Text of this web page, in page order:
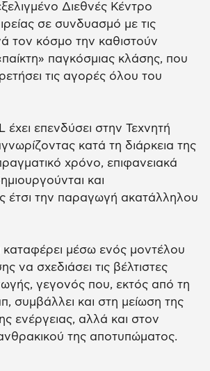
Διεθνές Κέντρο
σε συνδυασμό με τις
τον κόσμο την καθιστούν
παγκόσμιας κλάσης, που
τις αγορές όλου του
έχει επενδύσει στην Τεχνητή
κατά τη διάρκεια της
χρόνο, επιφανειακά
και
έτσι την παραγωγή ακατάλληλου
καταφέρει μέσω ενός μοντέλου
να σχεδιάσει τις βέλτιστες
γεγονός που, εκτός από τη
συμβάλλει και στη μείωση της
ενέργειας, αλλά και στον
της αποτυπώματος.